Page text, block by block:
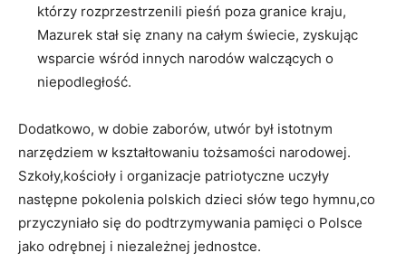
którzy rozprzestrzenili pieśń poza granice kraju,
Mazurek⁤ stał się ‍znany⁤ na całym⁢ świecie, zyskując
wsparcie wśród innych narodów walczących o
niepodległość.
Dodatkowo, w dobie zaborów, utwór był istotnym
narzędziem w kształtowaniu tożsamości narodowej.‍
Szkoły,kościoły ⁣i organizacje patriotyczne⁢ uczyły
następne pokolenia polskich‌ dzieci słów tego hymnu,co
przyczyniało się‌ do podtrzymywania pamięci o Polsce
jako odrębnej i niezależnej jednostce.